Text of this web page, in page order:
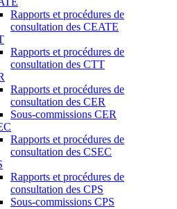
Rapports et procédures de
consultation des CEATE
Rapports et procédures de
consultation des CTT
Rapports et procédures de
consultation des CER
Sous-commissions CER
Rapports et procédures de
consultation des CSEC
Rapports et procédures de
consultation des CPS
Sous-commissions CPS